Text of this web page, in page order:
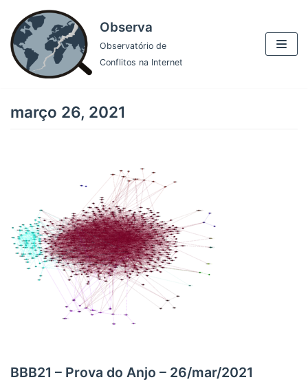
Pular
para
o
conteúdo
Observa
Observatório de
Conflitos na Internet
março 26, 2021
BBB21 – Prova do Anjo – 26/mar/2021